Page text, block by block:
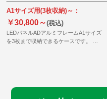
A1サイズ用(3枚収納)～：
￥30,800～(税込)
LEDパネルADアルミフレームA1サイズ
を3枚まで収納できるケースです。 …